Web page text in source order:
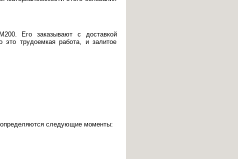
Его заказывают с доставкой
это трудоемкая работа, и залитое
определяются следующие моменты: